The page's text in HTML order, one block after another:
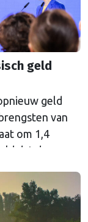
geld
geld
van
om 1,4
dat de
geld na de